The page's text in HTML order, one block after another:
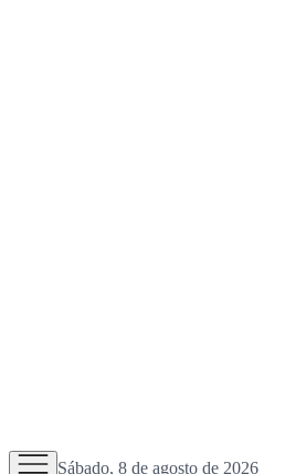
Sábado, 8 de agosto de 2026